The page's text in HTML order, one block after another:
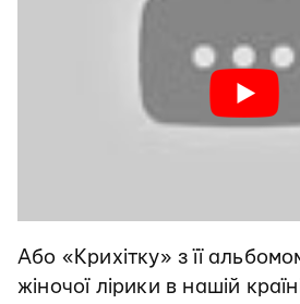
Або «Крихітку» з її
жіночої лірики в нашій